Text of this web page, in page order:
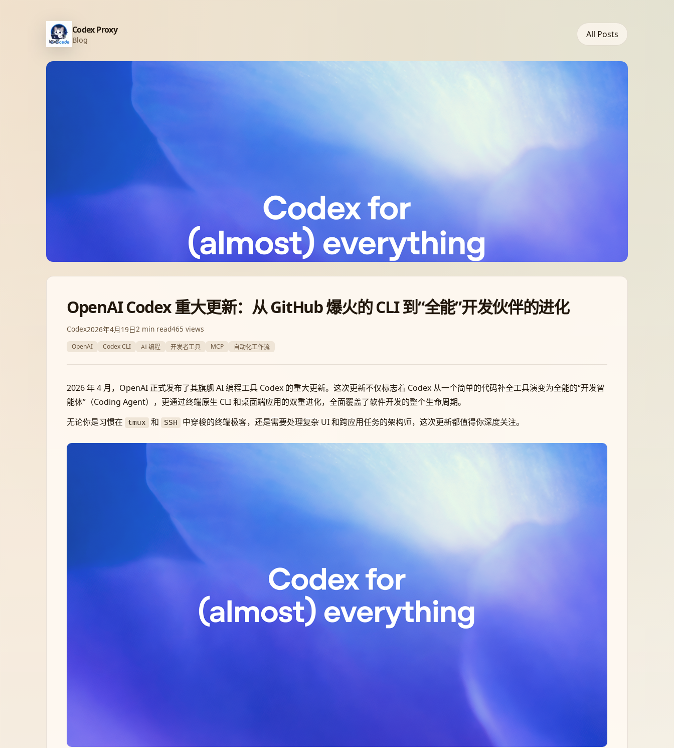
Codex Proxy
Blog All Posts
OpenAI Codex 重大更新：从 GitHub 爆火的 CLI 到“全能”开发伙伴的进化
Codex2026年4月19日2 min read465 views
OpenAI Codex CLI AI 编程 开发者工具 MCP 自动化工作流
2026 年 4 月，OpenAI 正式发布了其旗舰 AI 编程工具 Codex 的重大更新。这次更新不仅标志着 Codex 从一个简单的代码补全工具演变为全能的“开发智
能体”（Coding Agent），更通过终端原生 CLI 和桌面端应用的双重进化，全面覆盖了软件开发的整个生命周期。
无论你是习惯在
tmux 和 SSH 中穿梭的终端极客，还是需要处理复杂 UI 和跨应用任务的架构师，这次更新都值得你深度关注。